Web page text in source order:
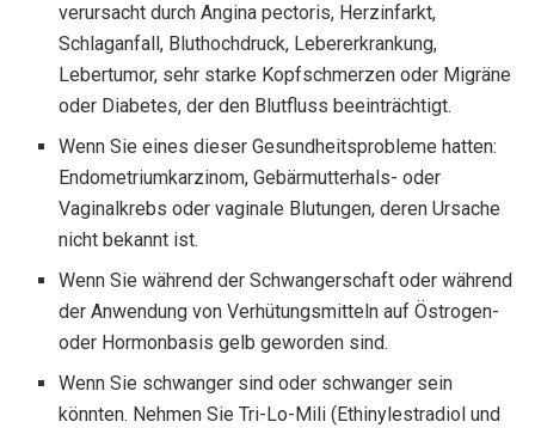
verursacht durch Angina pectoris, Herzinfarkt,
Schlaganfall, Bluthochdruck, Lebererkrankung,
Lebertumor, sehr starke Kopfschmerzen oder Migräne
oder Diabetes, der den Blutfluss beeinträchtigt.
Wenn Sie eines dieser Gesundheitsprobleme hatten:
Endometriumkarzinom, Gebärmutterhals- oder
Vaginalkrebs oder vaginale Blutungen, deren Ursache
nicht bekannt ist.
Wenn Sie während der Schwangerschaft oder während
der Anwendung von Verhütungsmitteln auf Östrogen-
oder Hormonbasis gelb geworden sind.
Wenn Sie schwanger sind oder schwanger sein
könnten. Nehmen Sie Tri-Lo-Mili (Ethinylestradiol und